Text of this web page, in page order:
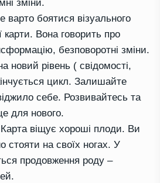
зміни.
варто боятися візуального
карти. Вона говорить про
безповоротні зміни.
новий рівень ( свідомості,
цикл. Залишайте
себе. Розвивайтесь та
для нового.
Карта віщує хороші плоди. Ви
стояти на своїх ногах. У
продовження роду –